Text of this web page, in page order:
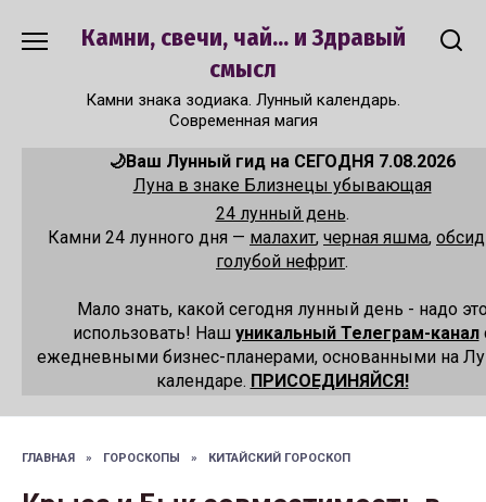
Камни, свечи, чай... и Здравый
смысл
Камни знака зодиака. Лунный календарь.
Современная магия
🌙Ваш Лунный гид на СЕГОДНЯ 7.08.2026
Луна в знаке Близнецы убывающая
24 лунный день.
Камни 24 лунного дня — малахит, черная яшма,
голубой нефрит.
Мало знать, какой сегодня лунный день - надо
использовать! Наш уникальный Телеграм-канал
ежедневными бизнес-планерами, основанными на
календаре. ПРИСОЕДИНЯЙСЯ!
ГЛАВНАЯ » ГОРОСКОПЫ » КИТАЙСКИЙ ГОРОСКОП